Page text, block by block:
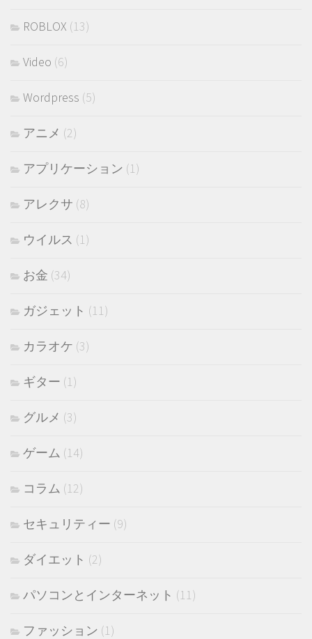
ROBLOX (13)
Video (6)
Wordpress (5)
アニメ (2)
アプリケーション (1)
アレクサ (8)
ウイルス (1)
お金 (34)
ガジェット (11)
カラオケ (3)
ギター (1)
グルメ (3)
ゲーム (14)
コラム (12)
セキュリティー (9)
ダイエット (2)
パソコンとインターネット (11)
ファッション (1)